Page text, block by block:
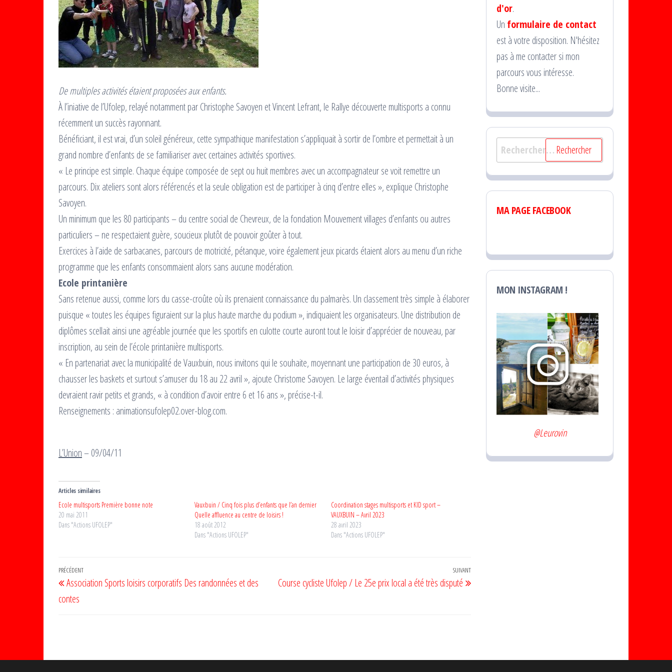
De multiples activités étaient proposées aux enfants.
À l’iniative de l’Ufolep, relayé notamment par Christophe Savoyen et Vincent Lefrant, le Rallye découverte multisports a connu
récemment un succès rayonnant.
Bénéficiant, il est vrai, d’un soleil généreux, cette sympathique manifestation s’appliquait à sortir de l’ombre et permettait à un
grand nombre d’enfants de se familiariser avec certaines activités sportives.
« Le principe est simple. Chaque équipe composée de sept ou huit membres avec un accompagnateur se voit remettre un
parcours. Dix ateliers sont alors référencés et la seule obligation est de participer à cinq d’entre elles », explique Christophe
Savoyen.
Un minimum que les 80 participants – du centre social de Chevreux, de la fondation Mouvement villages d’enfants ou autres
particuliers – ne respectaient guère, soucieux plutôt de pouvoir goûter à tout.
Exercices à l’aide de sarbacanes, parcours de motricité, pétanque, voire également jeux picards étaient alors au menu d’un riche
programme que les enfants consommaient alors sans aucune modération.
Ecole printanière
Sans retenue aussi, comme lors du casse-croûte où ils prenaient connaissance du palmarès. Un classement très simple à élaborer
puisque « toutes les équipes figuraient sur la plus haute marche du podium », indiquaient les organisateurs. Une distribution de
diplômes scellait ainsi une agréable journée que les sportifs en culotte courte auront tout le loisir d’apprécier de nouveau, par
inscription, au sein de l’école printanière multisports.
« En partenariat avec la municipalité de Vauxbuin, nous invitons qui le souhaite, moyennant une participation de 30 euros, à
chausser les baskets et surtout s’amuser du 18 au 22 avril », ajoute Christome Savoyen. Le large éventail d’activités physiques
devraient ravir petits et grands, « à condition d’avoir entre 6 et 16 ans », précise-t-il.
Renseignements : animationsufolep02.over-blog.com.
L’Union– 09/04/11
Articles similaires
Ecole multisports Première bonne note
20 mai 2011
Dans "Actions UFOLEP"
Vauxbuin / Cinq fois plus d’enfants que l’an dernier
Quelle affluence au centre de loisirs !
18 août 2012
Dans "Actions UFOLEP"
Coordination stages multisports et KID sport –
VAUXBUIN – Avril 2023
28 avril 2023
Dans "Actions UFOLEP"
Navigation
de
l’article
Article
précédent
PRÉCÉDENT
Association Sports loisirs corporatifs Des randonnées et des
contes
Article
suivant
SUIVANT
Course cycliste Ufolep / Le 25e prix local a été très disputé
d'or.
Un formulaire de contact
est à votre disposition. N'hésitez
pas à me contacter si mon
parcours vous intéresse.
Bonne visite...
Rechercher :
MA PAGE FACEBOOK
MON INSTAGRAM !
@Leurovin